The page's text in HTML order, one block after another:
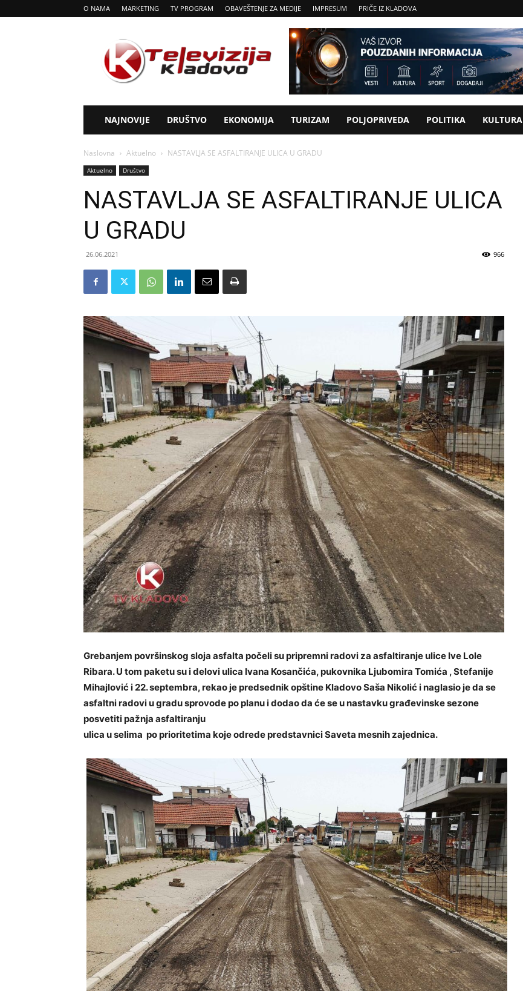
O NAMA MARKETING TV PROGRAM OBAVEŠTENJE ZA MEDIJE IMPRESUM PRIČE IZ KLADOVA
Tv
Kladovo
NAJNOVIJE DRUŠTVO EKONOMIJA TURIZAM POLJOPRIVEDA POLITIKA KULTURA
Naslovna Aktuelno NASTAVLJA SE ASFALTIRANJE ULICA U GRADU
Aktuelno Društvo
NASTAVLJA SE ASFALTIRANJE ULICA
U GRADU
26.06.2021 966
Grebanjem površinskog sloja asfalta počeli su pripremni radovi za asfaltiranje ulice Ive Lole
Ribara. U tom paketu su i delovi ulica Ivana Kosančića, pukovnika Ljubomira Tomića , Stefanije
Mihajlović i 22. septembra, rekao je predsednik opštine Kladovo Saša Nikolić i naglasio je da se
asfaltni radovi u gradu sprovode po planu i dodao da će se u nastavku građevinske sezone
posvetiti pažnja asfaltiranju
ulica u selima po prioritetima koje odrede predstavnici Saveta mesnih zajednica.